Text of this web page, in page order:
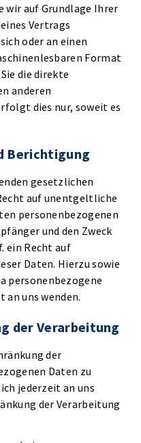
wir auf Grundlage Ihrer
Vertrags
oder an einen
Format
die direkte
anderen
dies nur, soweit es
Berichtigung
gesetzlichen
auf unentgeltliche
personenbezogenen
und den Zweck
ein Recht auf
Daten. Hierzu sowie
personenbezogene
an uns wenden.
der Verarbeitung
der
Daten zu
jederzeit an uns
der Verarbeitung